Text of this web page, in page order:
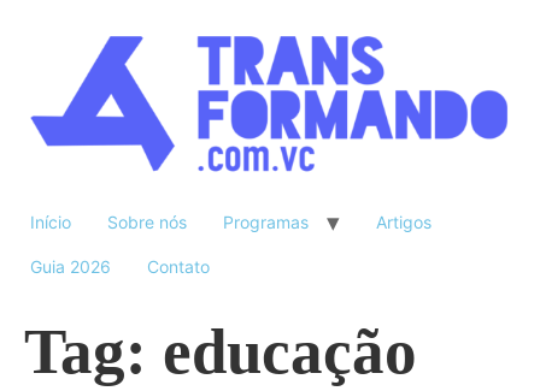
Início Sobre nós Programas Artigos
Guia 2026 Contato
Tag: educação